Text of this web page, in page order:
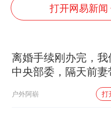
恩比
打开网易新
离婚手续刚办完，我
中央部委，隔天前妻
户外阿崭 打